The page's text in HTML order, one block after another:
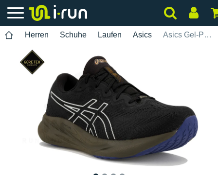
Herren Schuhe Laufen Asics Asics Gel-Pulse 15 Gore-Tex Herren